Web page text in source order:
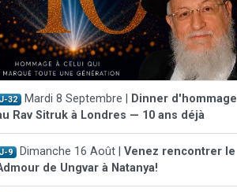
J-32 Mardi 8 Septembre |
Dinner d'hommage
Rav Sitruk à Londres — 10 ans déjà
J-9 Dimanche 16 Août | Venez rencontrer le
de Ungvar à Natanya!